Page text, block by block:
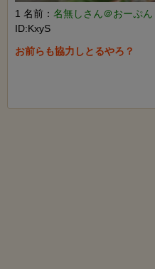
1 名前： 名無しさん＠おーぷん
ID:KxyS
お前らも協力しとるやろ？